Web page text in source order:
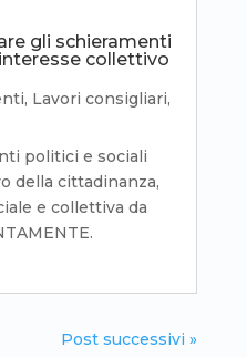
gli schieramenti
collettivo
, Lavori consigliari,
politici e sociali
della cittadinanza,
e collettiva da
Post successivi »